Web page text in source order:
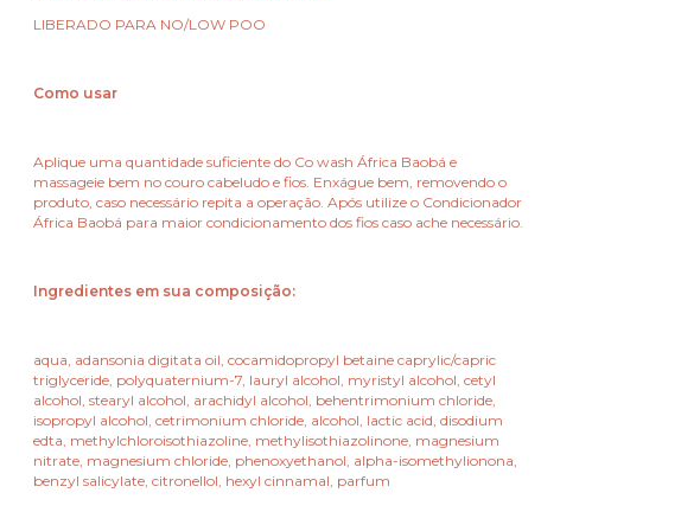
LIBERADO PARA NO/LOW POO
Como usar
Aplique uma quantidade suficiente do Co wash África Baobá e
massageie bem no couro cabeludo e fios. Enxágue bem, removendo o
produto, caso necessário repita a operação. Após utilize o Condicionador
África Baobá para maior condicionamento dos fios caso ache necessário.
Ingredientes em sua composição:
aqua, adansonia digitata oil, cocamidopropyl betaine caprylic/capric
triglyceride, polyquaternium-7, lauryl alcohol, myristyl alcohol, cetyl
alcohol, stearyl alcohol, arachidyl alcohol, behentrimonium chloride,
isopropyl alcohol, cetrimonium chloride, alcohol, lactic acid, disodium
edta, methylchloroisothiazoline, methylisothiazolinone, magnesium
nitrate, magnesium chloride, phenoxyethanol, alpha-isomethylionona,
benzyl salicylate, citronellol, hexyl cinnamal, parfum